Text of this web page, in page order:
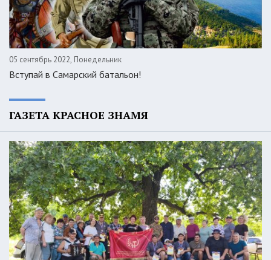
05 сентябрь 2022, Понедельник
Вступай в Самарский батальон!
ГАЗЕТА КРАСНОЕ ЗНАМЯ